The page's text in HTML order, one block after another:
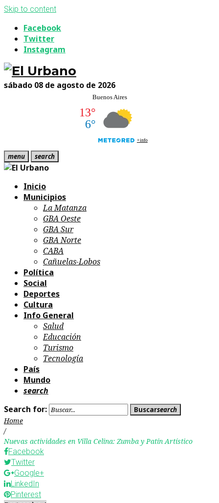
Skip to content
Facebook
Twitter
Instagram
sábado 08 de agosto de 2026
menu search
Inicio
Municipios
La Matanza
GBA Oeste
GBA Sur
GBA Norte
CABA
Cañuelas-Lobos
Política
Social
Deportes
Cultura
Info General
Salud
Educación
Turismo
Tecnología
País
Mundo
search
Search for:
Buscarsearch
Home
/
Nuevas actividades en Villa Celina: Zumba y Patín Artístico
Facebook
Twitter
Google+
LinkedIn
Pinterest